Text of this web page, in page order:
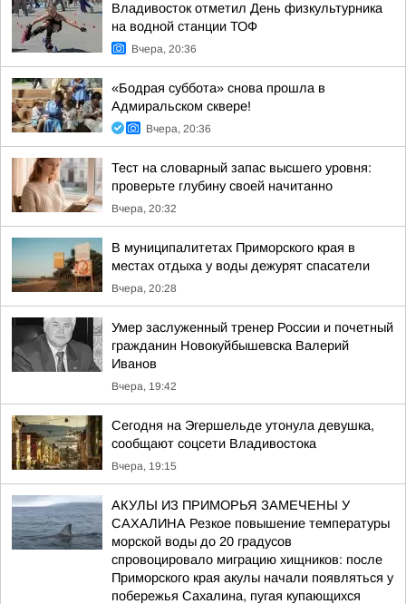
Владивосток отметил День физкультурника
на водной станции ТОФ
Вчера, 20:36
«Бодрая суббота» снова прошла в
Адмиральском сквере!
Вчера, 20:36
Тест на словарный запас высшего уровня:
проверьте глубину своей начитанно
Вчера, 20:32
В муниципалитетах Приморского края в
местах отдыха у воды дежурят спасатели
Вчера, 20:28
Умер заслуженный тренер России и почетный
гражданин Новокуйбышевска Валерий
Иванов
Вчера, 19:42
Сегодня на Эгершельде утонула девушка,
сообщают соцсети Владивостока
Вчера, 19:15
АКУЛЫ ИЗ ПРИМОРЬЯ ЗАМЕЧЕНЫ У
САХАЛИНА Резкое повышение температуры
морской воды до 20 градусов
спровоцировало миграцию хищников: после
Приморского края акулы начали появляться у
побережья Сахалина, пугая купающихся